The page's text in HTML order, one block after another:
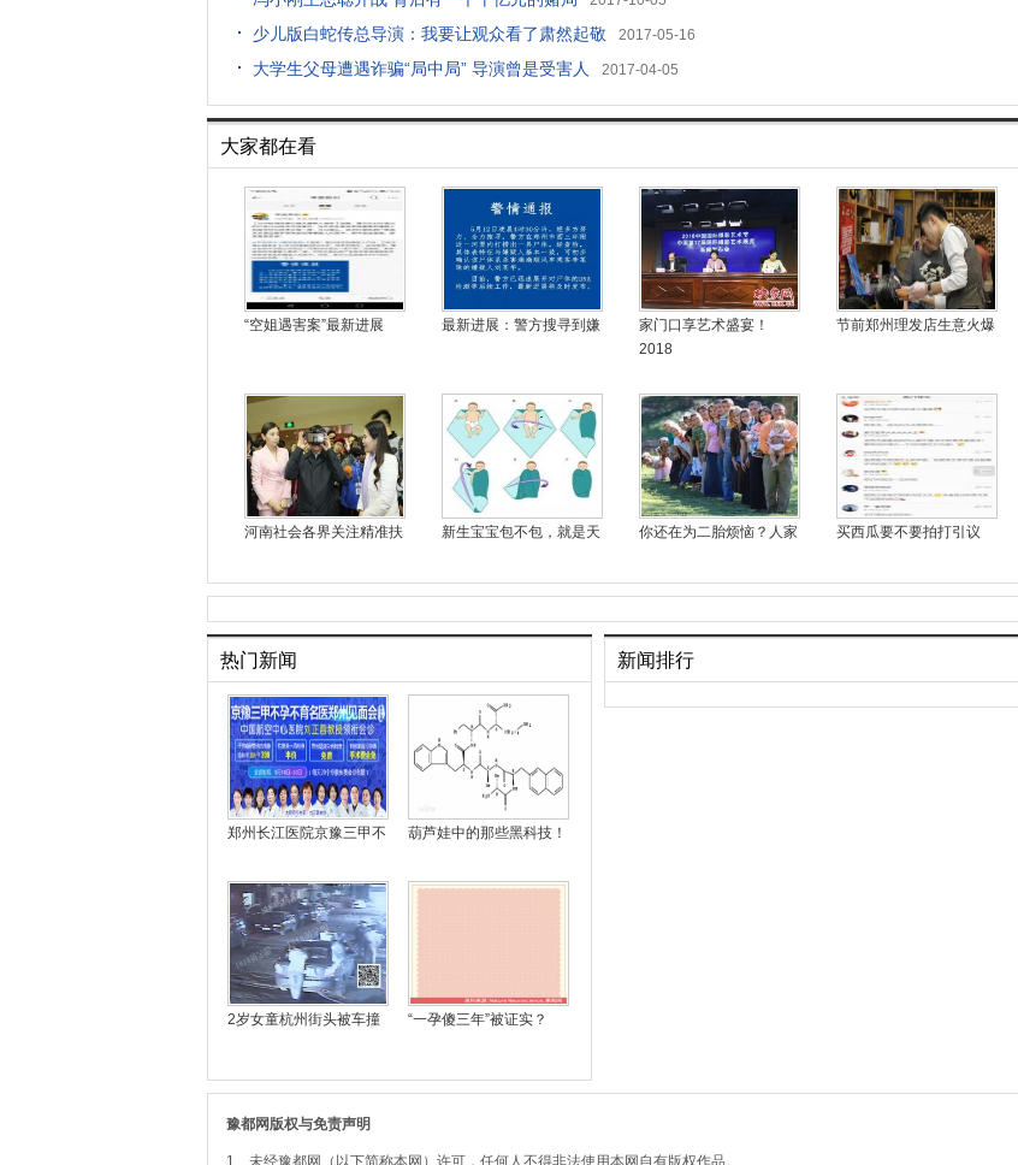
少儿版白蛇传总导演：我要让观众看了肃然起敬 2017-05-16
大学生父母遭遇诈骗“局中局” 导演曾是受害人 2017-04-05
大家都在看
“空姐遇害案”最新进展 最新进展：警方搜寻到嫌
家门口享艺术盛宴！
2018
节前郑州理发店生意火爆
河南社会各界关注精准扶 新生宝宝包不包，就是天 你还在为二胎烦恼？人家 买西瓜要不要拍打引议
热门新闻
郑州长江医院京豫三甲不 葫芦娃中的那些黑科技！
2岁女童杭州街头被车撞 “一孕傻三年”被证实？
新闻排行
豫都网版权与免责声明
1、未经豫都网（以下简称本网）许可，任何人不得非法使用本网自有版权作品。